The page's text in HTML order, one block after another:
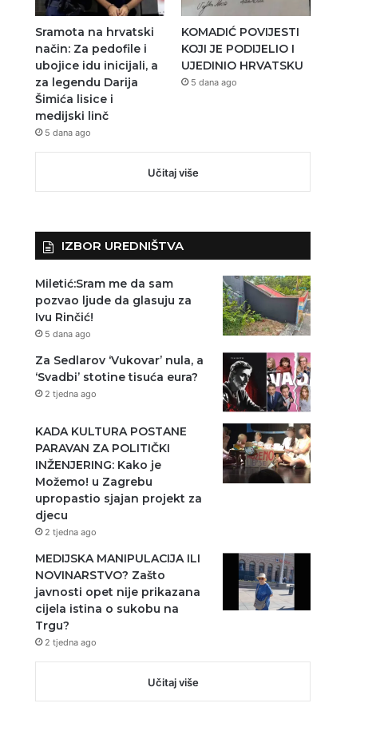
Sramota na hrvatski
način: Za pedofile i
ubojice idu inicijali, a
za legendu Darija
Šimića lisice i
medijski linč
5 dana ago
KOMADIĆ POVIJESTI
KOJI JE PODIJELIO I
UJEDINIO HRVATSKU
5 dana ago
Učitaj više
IZBOR UREDNIŠTVA
Miletić:Sram me da sam
pozvao ljude da glasuju za
Ivu Rinčić!
5 dana ago
Za Sedlarov ‘Vukovar’ nula, a
‘Svadbi’ stotine tisuća eura?
2 tjedna ago
KADA KULTURA POSTANE
PARAVAN ZA POLITIČKI
INŽENJERING: Kako je
Možemo! u Zagrebu
upropastio sjajan projekt za
djecu
2 tjedna ago
MEDIJSKA MANIPULACIJA ILI
NOVINARSTVO? Zašto
javnosti opet nije prikazana
cijela istina o sukobu na
Trgu?
2 tjedna ago
Učitaj više